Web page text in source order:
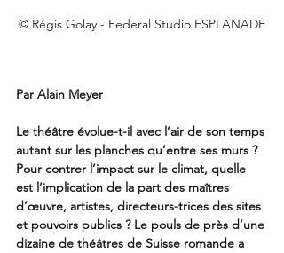
© Régis Golay - Federal Studio ESPLANADE
Par Alain Meyer
Le théâtre évolue-t-il avec l’air de son temps
autant sur les planches qu’entre ses murs ?
Pour contrer l’impact sur le climat, quelle
est l’implication de la part des maîtres
d’œuvre, artistes, directeurs-trices des sites
et pouvoirs publics ? Le pouls de près d’une
dizaine de théâtres de Suisse romande a